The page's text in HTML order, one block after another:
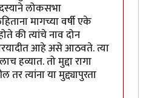
लोकसभा
मागच्या वर्षी एके
की त्यांचे नाव दोन
आहे असे आठवते. त्या
हव्यात. तो मुद्दा रागा
त्यांना या मुद्द्यापुरता